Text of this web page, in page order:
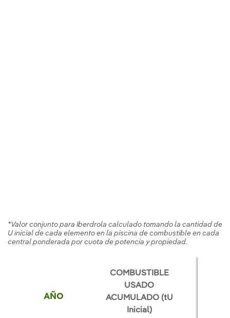
*Valor conjunto para Iberdrola calculado tomando la cantidad de
U inicial de cada elemento en la piscina de combustible en cada
central ponderada por cuota de potencia y propiedad.
AÑO
COMBUSTIBLE
USADO
ACUMULADO (tU
Inicial)